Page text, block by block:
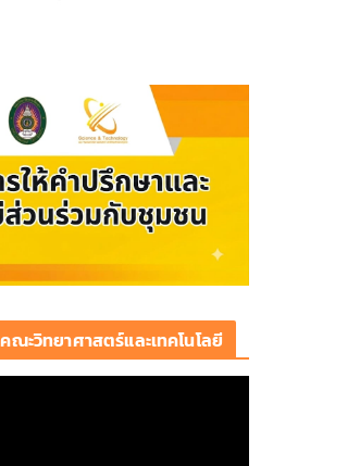
ณะวิทยาศาสตร์และเทคโนโลยี